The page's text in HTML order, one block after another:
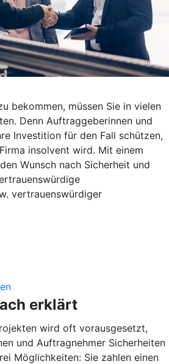
bekommen, müssen Sie in vielen
Denn Auftraggeberinnen und
Investition für den Fall schützen,
insolvent wird. Mit einem
Wunsch nach Sicherheit und
vertrauenswürdiger
erklärt
wird oft vorausgesetzt,
und Auftragnehmer Sicherheiten
Möglichkeiten: Sie zahlen einen